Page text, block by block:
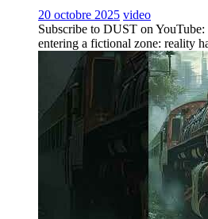
20 octobre 2025 video
Subscribe to DUST on
entering a fictional zone: reality